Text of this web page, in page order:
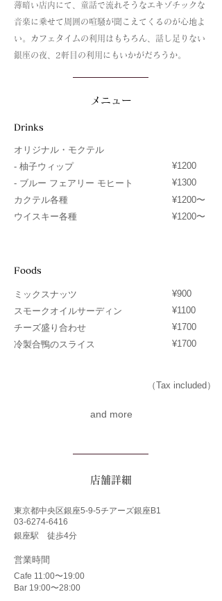
薄暗い店内にて、童話で流れそうなエキゾチックな
音楽に乗せて周囲の喧騒が聞こえてくるのが心地よ
い。カフェタイムの利用はもちろん、話し足りない
銀座の夜、2軒目の利用にもいかがだろうか。
メニュー
Drinks
オリジナル・モクテル
- 柚子ウィップ
- ブルー フェアリー モヒート
カクテル各種
ウイスキー各種
¥1200
¥1300
¥1200〜
¥1200〜
Foods
ミックスナッツ
スモークオイルサーディン
チーズ盛り合わせ
冷製合鴨のスライス
¥900
¥1100
¥1700
¥1700
（Tax included）
and more
​店舗詳細
東京都中央区銀座5-9-5チアーズ銀座B1
03-6274-6416
銀座駅 徒歩4分
​営業時間
Cafe 11:00〜19:00
Bar 19:00〜28:00